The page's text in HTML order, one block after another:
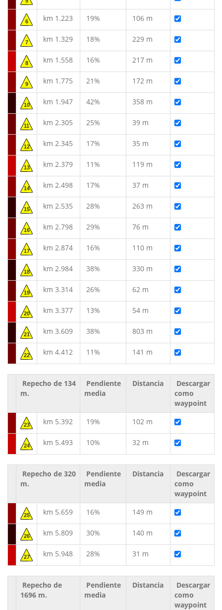
6 km 1.223 19% 106 m
7 km 1.329 18% 229 m
8 km 1.558 16% 217 m
9 km 1.775 21% 172 m
10 km 1.947 42% 358 m
11 km 2.305 25% 39 m
12 km 2.345 17% 35 m
13 km 2.379 11% 119 m
14 km 2.498 17% 37 m
15 km 2.535 28% 263 m
16 km 2.798 29% 76 m
17 km 2.874 16% 110 m
18 km 2.984 38% 330 m
19 km 3.314 26% 62 m
20 km 3.377 13% 54 m
21 km 3.609 38% 803 m
22 km 4.412 11% 141 m
Repecho de 134
m.
Pendiente
media
Distancia
Descargar
como
waypoint
23 km 5.392 19% 102 m
24 km 5.493 10% 32 m
Repecho de 320
m.
Pendiente
media
Distancia
Descargar
como
waypoint
25 km 5.659 16% 149 m
26 km 5.809 30% 140 m
27 km 5.948 28% 31 m
Repecho de
1696 m.
Pendiente
media
Distancia
Descargar
como
waypoint